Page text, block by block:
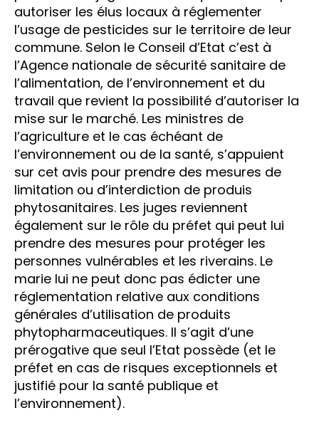
autoriser les élus locaux à réglementer
l’usage de pesticides sur le territoire de leur
commune. Selon le Conseil d’Etat c’est à
l’Agence nationale de sécurité sanitaire de
l’alimentation, de l’environnement et du
travail que revient la possibilité d’autoriser la
mise sur le marché. Les ministres de
l’agriculture et le cas échéant de
l’environnement ou de la santé, s’appuient
sur cet avis pour prendre des mesures de
limitation ou d’interdiction de produis
phytosanitaires. Les juges reviennent
également sur le rôle du préfet qui peut lui
prendre des mesures pour protéger les
personnes vulnérables et les riverains. Le
marie lui ne peut donc pas édicter une
réglementation relative aux conditions
générales d’utilisation de produits
phytopharmaceutiques. Il s’agit d’une
prérogative que seul l’Etat possède (et le
préfet en cas de risques exceptionnels et
justifié pour la santé publique et
l’environnement).